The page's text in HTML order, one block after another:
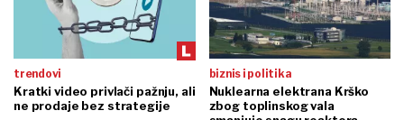
trendovi
Kratki video privlači pažnju, ali
ne prodaje bez strategije
biznis i politika
Nuklearna elektrana Krško
zbog toplinskog vala